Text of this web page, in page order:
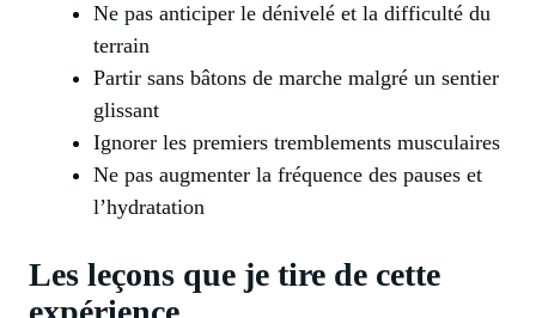
Ne pas anticiper le dénivelé et la difficulté du
terrain
Partir sans bâtons de marche malgré un sentier
glissant
Ignorer les premiers tremblements musculaires
Ne pas augmenter la fréquence des pauses et
l’hydratation
Les leçons que je tire de cette